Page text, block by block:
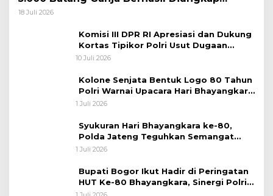
Koops TNI Habema
18 Juli 2026
Komisi III DPR RI Apresiasi dan Dukung
Kortas Tipikor Polri Usut Dugaan
Korupsi Batu Bara
10 Juli 2026
Kolone Senjata Bentuk Logo 80 Tahun
Polri Warnai Upacara Hari Bhayangkara
ke-80
1 Juli 2026
Syukuran Hari Bhayangkara ke-80,
Polda Jateng Teguhkan Semangat
Pengabdian dan Pererat Kebersamaan
1 Juli 2026
Bupati Bogor Ikut Hadir di Peringatan
HUT Ke-80 Bhayangkara, Sinergi Polri
dan Pemkab Bogor Jadi Kunci Menjaga